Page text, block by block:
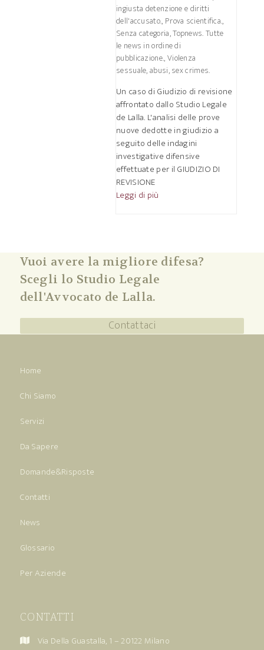
ingiusta detenzione e diritti
dell'accusato., Prova scientifica.,
Senza categoria,Topnews. Tutte
le news in ordine di
pubblicazione.,Violenza
sessuale, abusi, sex crimes.
Un caso di Giudizio di revisione
affrontato dallo Studio Legale
de Lalla. L'analisi delle prove
nuove dedotte in giudizio a
seguito delle indagini
investigative difensive
effettuate per il GIUDIZIO DI
REVISIONE
Leggi di più
Vuoi avere la migliore difesa?
Scegli lo Studio Legale
dell'Avvocato de Lalla.
Contattaci
Home
Chi Siamo
Servizi
Da Sapere
Domande&Risposte
Contatti
News
Glossario
Per Aziende
CONTATTI
Via Della Guastalla, 1 – 20122 Milano